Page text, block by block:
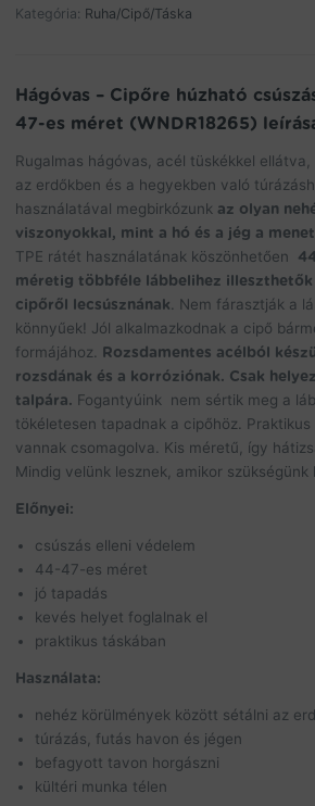
to
waitlist
this
product
Kategória: Ruha/Cipő/Táska
Hágóvas – Cipőre húzható
47-es méret (WNDR18265)
Rugalmas hágóvas, acél tüskékkel
az erdőkben és a hegyekben való
használatával megbirkózunk az olyan
viszonyokkal, mint a hó és a jég a
TPE rátét használatának köszönhetően 44
méretig többféle lábbelihez illeszthetők
cipőről lecsúsznának . Nem fárasztják a
könnyűek! Jól alkalmazkodnak a cipő
formájához.
Rozsdamentes acélból
rozsdának és a korróziónak. Csak
talpára. Fogantyúink nem sértik meg a
tökéletesen tapadnak a cipőhöz. Praktikus
vannak csomagolva. Kis méretű, így
Mindig velünk lesznek, amikor szükségünk
Előnyei:
csúszás elleni védelem
44-47-es méret
jó tapadás
kevés helyet foglalnak el
praktikus táskában
Használata:
nehéz körülmények között sétálni az
túrázás, futás havon és jégen
befagyott tavon horgászni
kültéri munka télen